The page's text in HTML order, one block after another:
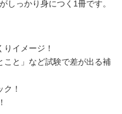
しっかり身につく1冊です。
イメージ！
こと」など試験で差が出る補
！